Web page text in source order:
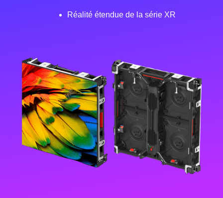
Réalité étendue de la série XR